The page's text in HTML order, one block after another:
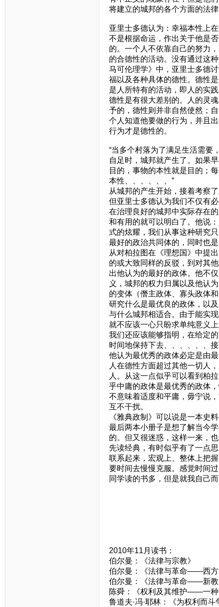
将建立的城邦的各个方面的法
亚里士多德认为：幸福本性上
不是根据命运，作出关于他是
的。一个人不依靠自己的努力
的合德性的活动。没有通过这
马可伦理学》中，亚里士多德
福以及各种具体的德性。德性
是人所特有的活动，即人的实
德性是有很大差别的。人的灵
予的，德性则并非自然使然；
个人知道他要做的行为，并且
行为才是德性的。
“当多个村落为了满足生活需要
自足时，城邦就产生了。如果
目的，事物的本性就是目的；
本性、、、、、、”
从城邦的产生开始，接着考察
但亚里士多德认为我们不仅有
在治理良好的城邦中实际存在
和有用的就可以明白了。他说
式的炫耀，我们从事这种研究
最好的政治共同体的，同时也
从对柏拉图在《理想国》中提
的或大致同样的反驳，到对其
出他认为的最好的政体。他不
义，城邦的权力归属以及他认
的变体（僭主政体、寡头政体
研究什么是最优良的政体，以
与什么城邦相适合。由于能实
就不应该一心只盼求单纯意义
我们还应该能够指明，在给定
时间地保持下去、、、、、、
他认为最优秀的政体必定是由
人在德性方面超过其他一切人
人。从这一点似乎可以看到柏
乎中庸的政体是最优秀的政体
不意味着适度和平庸，毋宁说
互不干扰。
《雅典政制》可以说是一本史
最后两本小册子是想了解当今
的。但又很迷惑，这样一来，
先读经典，有时似乎有了一点
联系起来，宏观上、整体上把
要时间去慢慢克服。感觉时间
同学读的书多，但是就我自己
2010年11月读书：
伯尔曼：《法律与宗教》
伯尔曼：《法律与革命——西方
伯尔曼：《法律与革命——新教
陈舜：《权利及其维护——一种
鲁道夫·冯·耶林：《为权利而斗